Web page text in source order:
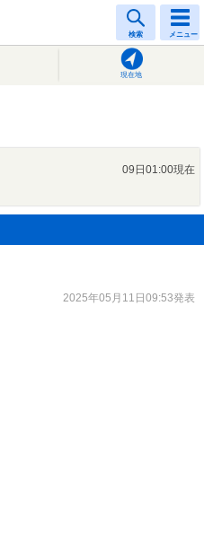
検索 メニュー
現在地
09日01:00現在
2025年05月11日09:53発表